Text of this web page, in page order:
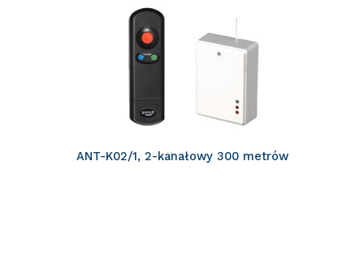
ANT-K02/1, 2-kanałowy 300 metrów